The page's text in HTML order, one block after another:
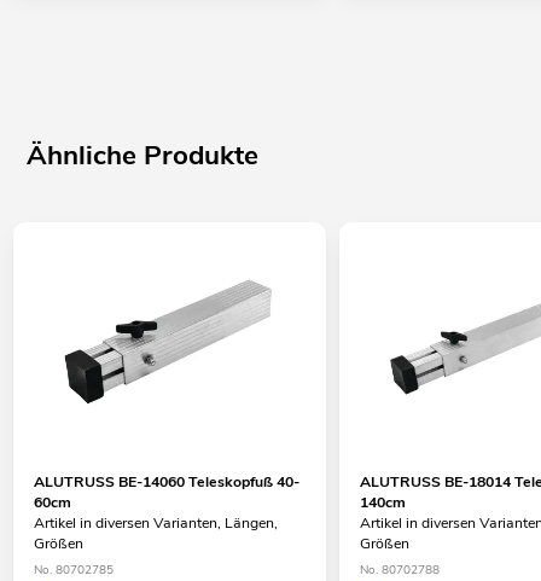
Ähnliche Produkte
ALUTRUSS BE-14060 Teleskopfuß 40-
60cm
Artikel in diversen Varianten, Längen,
Größen
No. 80702785
ALUTRUSS BE-18014
140cm
Artikel in diversen
Größen
No. 80702788